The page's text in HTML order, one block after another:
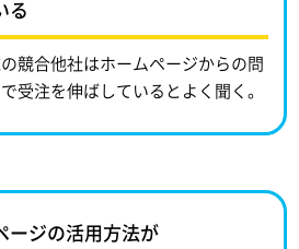
る
競合他社はホームページからの問
受注を伸ばしているとよく聞く。
ージの活用方法が